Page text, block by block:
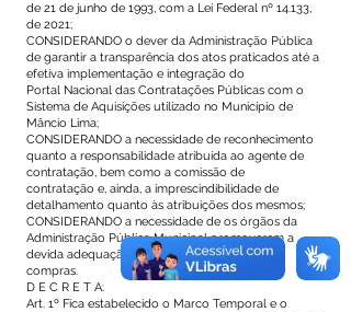
de 21 de junho de 1993, com a Lei Federal nº 14.133,
de 2021;
CONSIDERANDO o dever da Administração Pública
de garantir a transparência dos atos praticados até a
efetiva implementação e integração do
Portal Nacional das Contratações Públicas com o
Sistema de Aquisições utilizado no Município de
Mâncio Lima;
CONSIDERANDO a necessidade de reconhecimento
quanto a responsabilidade atribuída ao agente de
contratação, bem como a comissão de
contratação e, ainda, a imprescindibilidade de
detalhamento quanto às atribuições dos mesmos;
CONSIDERANDO a necessidade de os órgãos da
Administração Pública Municipal promoverem a
devida adequação de seus procedimentos de
compras.
D E C R E T A:
Art. 1º Fica estabelecido o Marco Temporal e o